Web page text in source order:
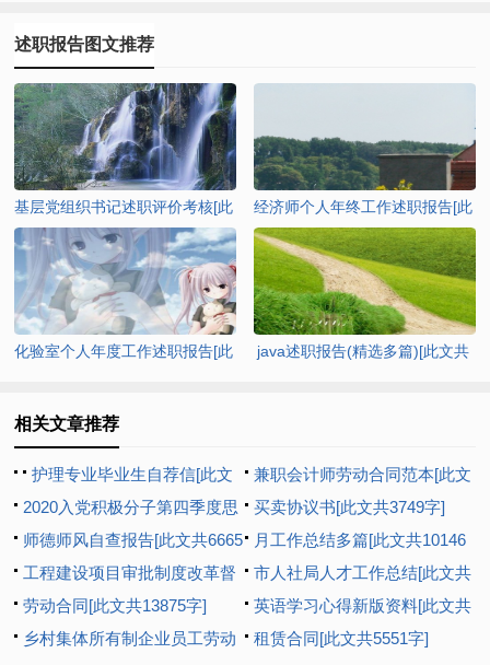
述职报告图文推荐
基层党组织书记述职评价考核[此
文共7202字]
经济师个人年终工作述职报告[此
文共9425字]
化验室个人年度工作述职报告[此
java述职报告(精选多篇)[此文共
相关文章推荐
护理专业毕业生自荐信[此文
共2402字]
兼职会计师劳动合同范本[此文
共1073字]
2020入党积极分子第四季度思
想汇报多篇新版【多篇】[此文
共8193字]
买卖协议书[此文共3749字]
师德师风自查报告[此文共6665
字]
月工作总结多篇[此文共10146
字]
工程建设项目审批制度改革督
查工作汇报[此文共1044字]
市人社局人才工作总结[此文共
992字]
劳动合同[此文共13875字]
英语学习心得新版资料[此文共
6927字]
乡村集体所有制企业员工劳动
租赁合同[此文共5551字]